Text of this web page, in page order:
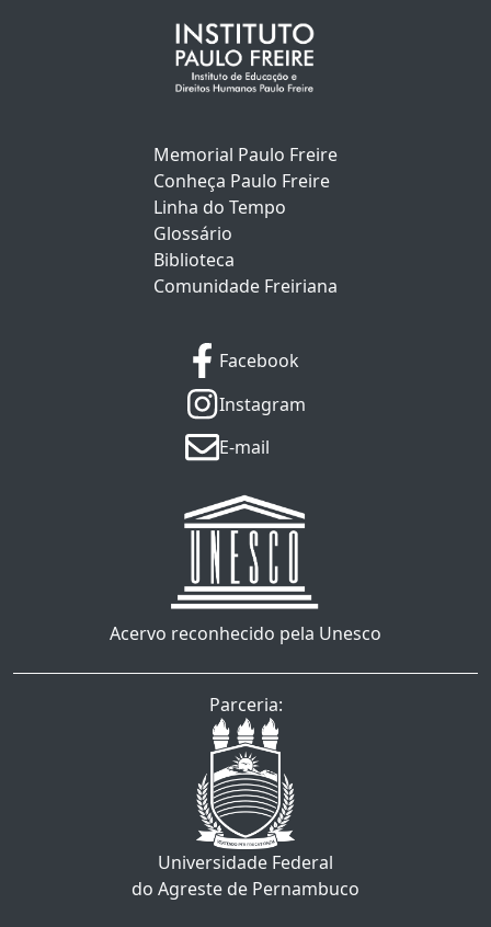
Memorial Paulo Freire
Conheça Paulo Freire
Linha do Tempo
Glossário
Biblioteca
Comunidade Freiriana
Facebook
Instagram
E-mail
Acervo reconhecido pela Unesco
Parceria:
Universidade Federal
do Agreste de Pernambuco